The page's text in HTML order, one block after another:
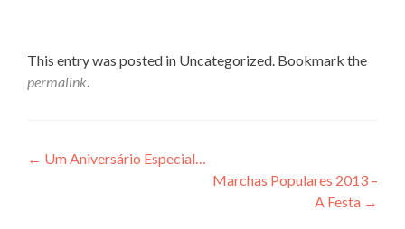
This entry was posted in Uncategorized. Bookmark the
permalink.
Post
← Um Aniversário Especial…
Marchas Populares 2013 –
A Festa →